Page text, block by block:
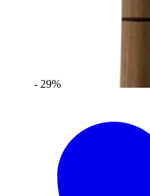
- 29%